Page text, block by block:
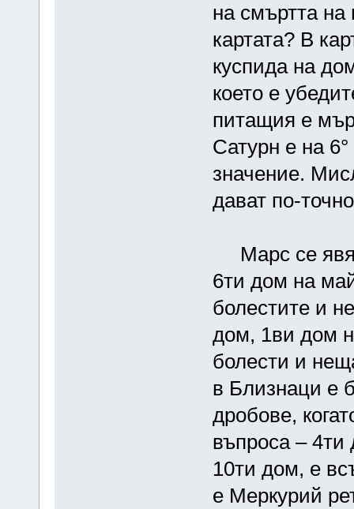
на смъртта
картата? В
куспида на
което е
питащия е
Сатурн е на
значение.
дават по-
Марс се
6ти дом на
болестите и
дом, 1ви дом
болести и
в Близнаци е
дробове,
въпроса – 4ти
10ти дом, е
е Меркурий